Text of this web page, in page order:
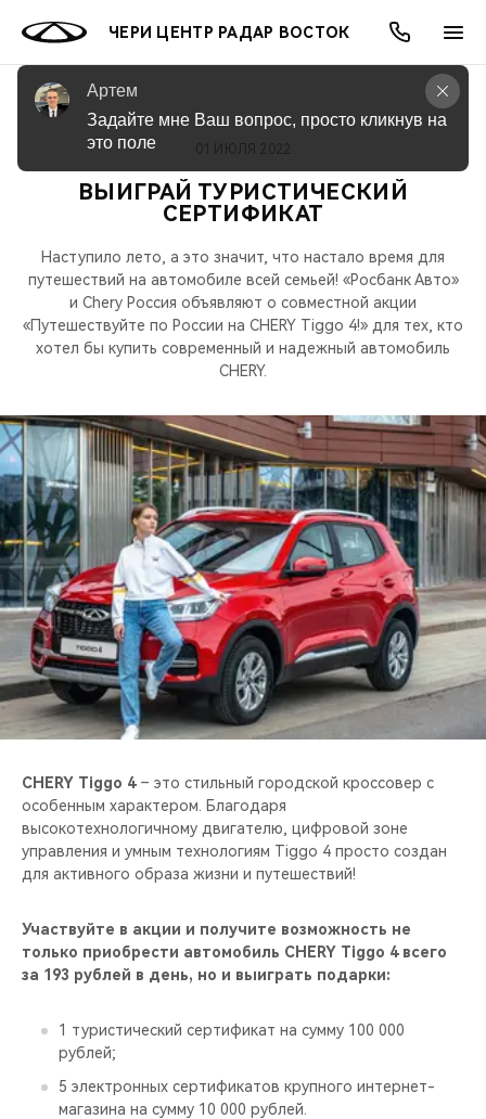
ЧЕРИ ЦЕНТР РАДАР ВОСТОК
МОДЕЛИ
КРОССОВЕРЫ
СЕДАНЫ
НОВИНКИ
ПОКУПАТЕЛЯМ
КРЕДИТ И СТРАХОВАНИЕ
ВЛАДЕЛЬЦАМ
ЗАПЧАСТИ И АКСЕССУАРЫ
ПОДДЕРЖКА
МИР CHERY
О БРЕНДЕ
CHERY В СОЦСЕТЯХ
БЛАГОТВОРИТЕЛЬНОСТЬ
CHERY REMOTE
CHERY И СПОРТ
НАШИ МЕРОПРИЯТИЯ
ВИДЕООБЗОРЫ
CHERY ДЛЯ ДЕТЕЙ
АКЦИИ
ОНЛАЙН СЕРВИСЫ
КРЕДИТ
О КОМПАНИИ
МЫ В СОЦСЕТЯХ
ВЫИГРАЙ ТУРИСТИЧЕСКИЙ
СЕРТИФИКАТ
01 ИЮЛЯ 2022
Наступило лето, а это значит, что настало время для
путешествий на автомобиле всей семьей! «Росбанк Авто»
и Chery Россия объявляют о совместной акции
«Путешествуйте по России на CHERY Tiggo 4!» для тех, кто
хотел бы купить современный и надежный автомобиль
CHERY.
CHERY Tiggo 4– это стильный городской кроссовер с
особенным характером. Благодаря
высокотехнологичному двигателю, цифровой зоне
управления и умным технологиям Tiggo 4 просто создан
для активного образа жизни и путешествий!
Участвуйте в акции и получите возможность не
только приобрести автомобиль CHERY Tiggo 4 всего
за 193 рублей в день, но и выиграть подарки:
1 туристический сертификат на сумму 100 000
рублей;
5 электронных сертификатов крупного интернет-
магазина на сумму 10 000 рублей.
Артем
Задайте мне Ваш вопрос, просто кликнув на
это поле